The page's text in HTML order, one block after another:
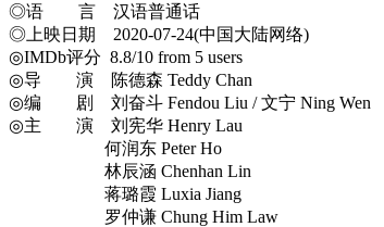
◎语 言 汉语普通话
◎上映日期 2020-07-24(中国大陆网络)
◎IMDb评分 8.8/10 from 5 users
◎导 演 陈德森 Teddy Chan
◎编 剧 刘奋斗 Fendou Liu / 文宁 Ning Wen
◎主 演 刘宪华 Henry Lau
何润东 Peter Ho
林辰涵 Chenhan Lin
蒋璐霞 Luxia Jiang
罗仲谦 Chung Him Law